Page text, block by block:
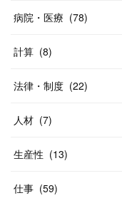
病院・医療 (78)
計算 (8)
法律・制度 (22)
人材 (7)
生産性 (13)
仕事 (59)